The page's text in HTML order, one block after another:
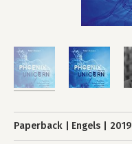
Paperback Engels 2019